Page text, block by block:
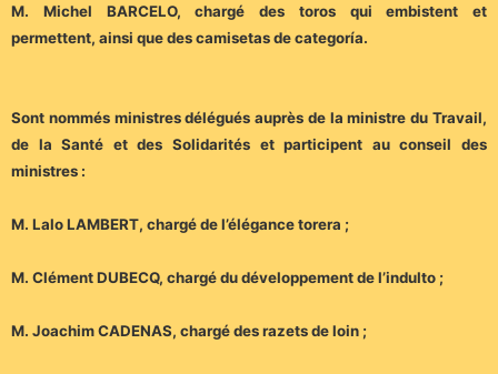
M. Michel BARCELO, chargé des toros qui embistent et
permettent, ainsi que des camisetas de categoría.
Sont nommés ministres délégués auprès de la ministre du Travail,
de la Santé et des Solidarités et participent au conseil des
ministres :
M. Lalo LAMBERT, chargé de l’élégance torera ;
M. Clément DUBECQ, chargé du développement de l’indulto ;
M. Joachim CADENAS, chargé des razets de loin ;